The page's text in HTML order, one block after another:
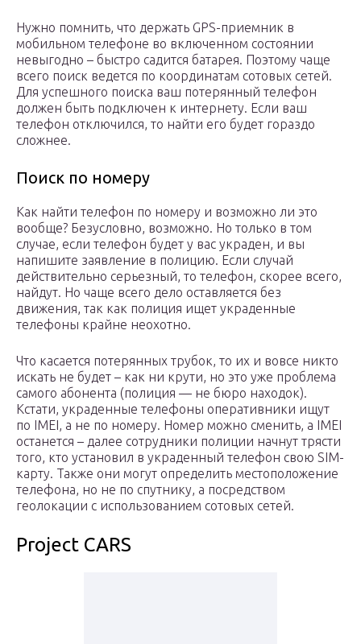
Нужно помнить, что держать GPS-приемник в
мобильном телефоне во включенном состоянии
невыгодно – быстро садится батарея. Поэтому чаще
всего поиск ведется по координатам сотовых сетей.
Для успешного поиска ваш потерянный телефон
должен быть подключен к интернету. Если ваш
телефон отключился, то найти его будет гораздо
сложнее.
Поиск по номеру
Как найти телефон по номеру и возможно ли это
вообще? Безусловно, возможно. Но только в том
случае, если телефон будет у вас украден, и вы
напишите заявление в полицию. Если случай
действительно серьезный, то телефон, скорее всего,
найдут. Но чаще всего дело оставляется без
движения, так как полиция ищет украденные
телефоны крайне неохотно.
Что касается потерянных трубок, то их и вовсе никто
искать не будет – как ни крути, но это уже проблема
самого абонента (полиция — не бюро находок).
Кстати, украденные телефоны оперативники ищут
по IMEI, а не по номеру. Номер можно сменить, а IMEI
останется – далее сотрудники полиции начнут трясти
того, кто установил в украденный телефон свою SIM-
карту. Также они могут определить местоположение
телефона, но не по спутнику, а посредством
геолокации с использованием сотовых сетей.
Project CARS